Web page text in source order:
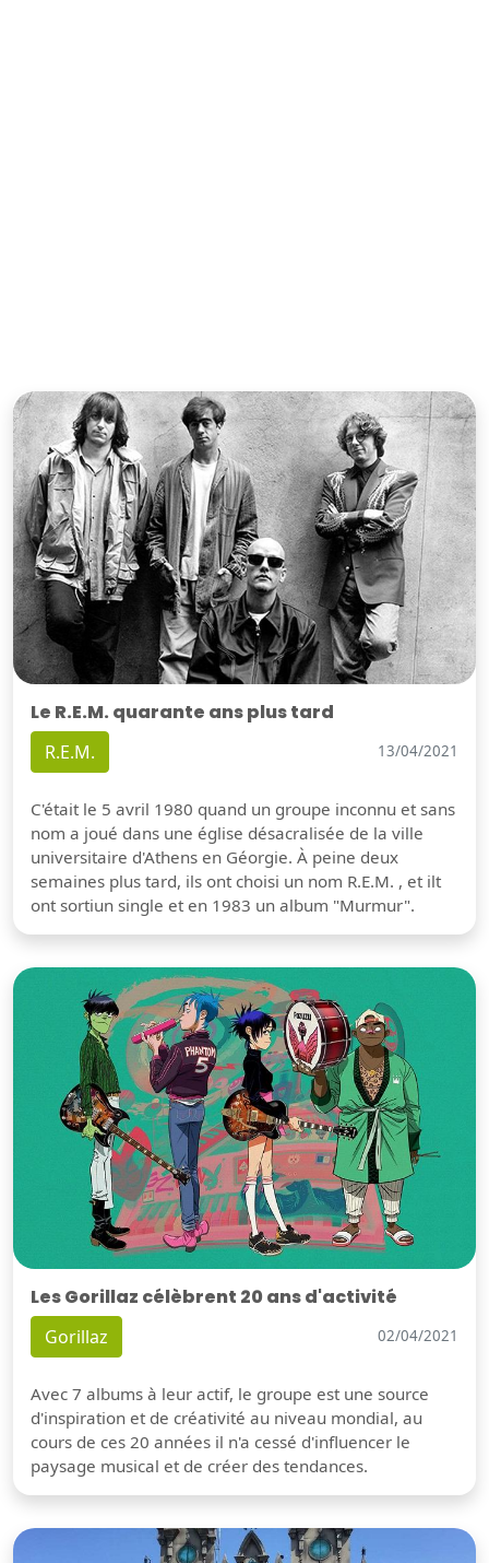
Le R.E.M. quarante ans plus tard
R.E.M. 13/04/2021
C'était le 5 avril 1980 quand un groupe inconnu et sans
nom a joué dans une église désacralisée de la ville
universitaire d'Athens en Géorgie. À peine deux
semaines plus tard, ils ont choisi un nom R.E.M. , et ilt
ont sortiun single et en 1983 un album "Murmur".
Les Gorillaz célèbrent 20 ans d'activité
Gorillaz 02/04/2021
Avec 7 albums à leur actif, le groupe est une source
d'inspiration et de créativité au niveau mondial, au
cours de ces 20 années il n'a cessé d'influencer le
paysage musical et de créer des tendances.